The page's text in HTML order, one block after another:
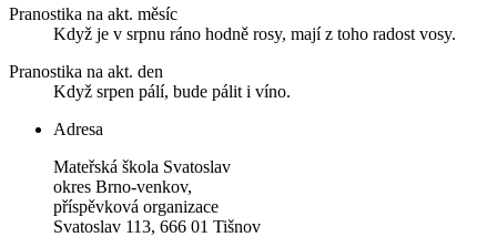
Pranostika na akt. měsíc
Když je v srpnu ráno hodně rosy, mají z toho radost vosy.
Pranostika na akt. den
Když srpen pálí, bude pálit i víno.
Adresa
Mateřská škola Svatoslav
okres Brno-venkov,
příspěvková organizace
Svatoslav 113, 666 01 Tišnov